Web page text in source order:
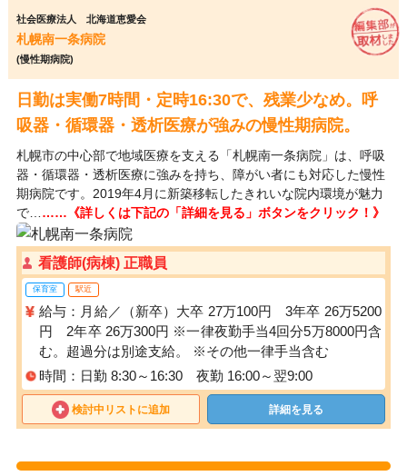
社会医療法人 北海道恵愛会
札幌南一条病院
(慢性期病院)
日勤は実働7時間・定時16:30で、残業少なめ。呼
吸器・循環器・透析医療が強みの慢性期病院。
札幌市の中心部で地域医療を支える「札幌南一条病院」は、呼吸
器・循環器・透析医療に強みを持ち、障がい者にも対応した慢性
期病院です。2019年4月に新築移転したきれいな院内環境が魅力
で… ……《詳しくは下記の「詳細を見る」ボタンをクリック！》
看護師(病棟) 正職員
保育室 駅近
給与：月給／（新卒）大卒 27万100円 3年卒 26万5200
円 2年卒 26万300円 ※一律夜勤手当4回分5万8000円含
む。超過分は別途支給。 ※その他一律手当含む
時間：日勤 8:30～16:30 夜勤 16:00～翌9:00
検討中リストに追加 詳細を見る